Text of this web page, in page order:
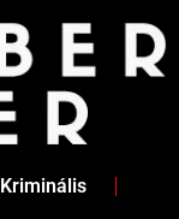
Kriminális